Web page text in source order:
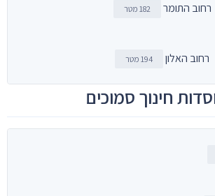
רחוב התומר 182 מטר
רחוב האלון 194 מטר
חינוך סמוכים